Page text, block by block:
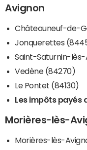
Avignon
Châteauneuf-de-
Jonquerettes
Saint-Saturnin-
Vedène (84270)
Le Pontet (84130)
Les impôts payés
Morières-lès-
Morières-lès-